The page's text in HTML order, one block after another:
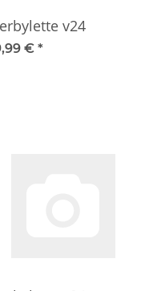
v24
€ *